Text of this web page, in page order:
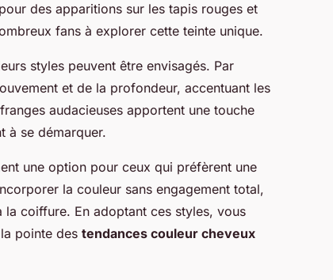
des apparitions sur les tapis rouges et
fans à explorer cette teinte unique.
styles peuvent être envisagés. Par
et de la profondeur, accentuant les
audacieuses apportent une touche
à se démarquer.
une option pour ceux qui préfèrent une
la couleur sans engagement total,
coiffure. En adoptant ces styles, vous
pointe des tendances couleur cheveux